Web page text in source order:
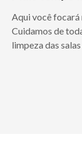
Aqui você focará
Cuidamos de
limpeza das